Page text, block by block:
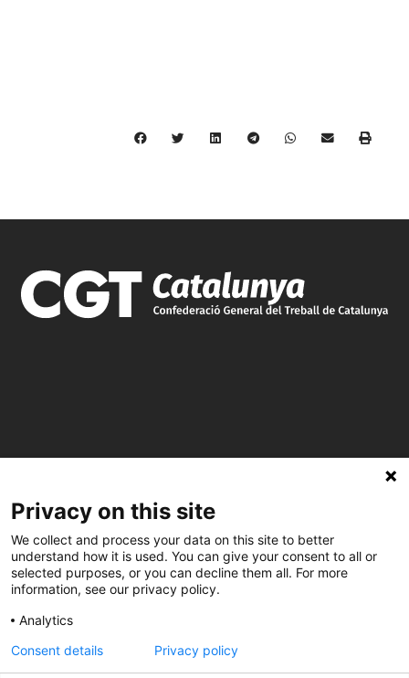
spccc@ spcgtcatalunya.cat
935 120 481
@CGTCatalunya
Privacy on this site
We collect and process your data on this site to better
understand how it is used. You can give your consent to all or
selected purposes, or you can decline them all. For more
information, see our privacy policy.
Analytics
Consent details
Privacy policy